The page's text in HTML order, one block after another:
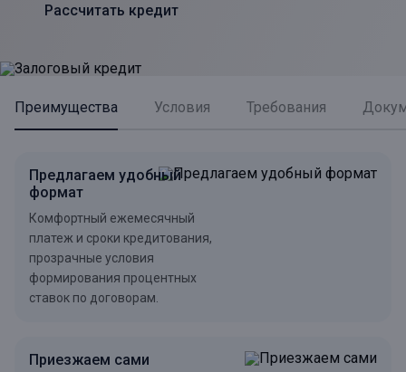
Рассчитать кредит
Преимущества Условия Требования
Предлагаем удобный
формат
Комфортный ежемесячный
платеж и сроки кредитования,
прозрачные условия
формирования процентных
ставок по договорам.
Приезжаем сами